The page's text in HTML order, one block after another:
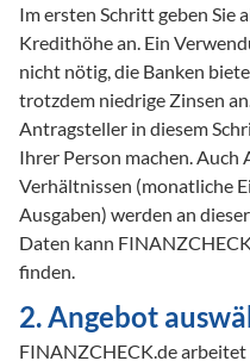
Im ersten Schritt geben Sie
Kredithöhe an. Ein
nicht nötig, die Banken
trotzdem niedrige Zinsen
Antragsteller in diesem
Ihrer Person machen.
Verhältnissen (monatliche
Ausgaben) werden an
Daten kann
finden.
2. Angebot
FINANZCHECK.de